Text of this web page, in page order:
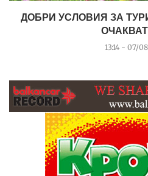
ДОБРИ УСЛОВИЯ ЗА
13:14 - 07/